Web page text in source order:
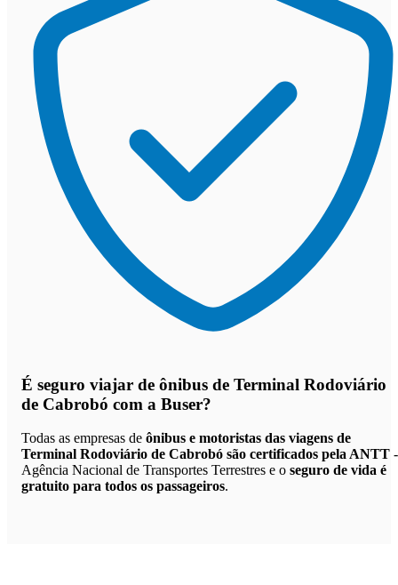
É seguro viajar de ônibus de Terminal Rodoviário
de Cabrobó com a Buser?
Todas as empresas de ônibus e motoristas das viagens de
Terminal Rodoviário de Cabrobó são certificados pela ANTT -
Agência Nacional de Transportes Terrestres e o seguro de vida é
gratuito para todos os passageiros.